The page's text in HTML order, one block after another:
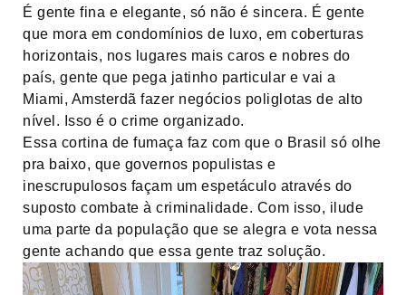
É gente fina e elegante, só não é sincera. É gente
que mora em condomínios de luxo, em coberturas
horizontais, nos lugares mais caros e nobres do
país, gente que pega jatinho particular e vai a
Miami, Amsterdã fazer negócios poliglotas de alto
nível. Isso é o crime organizado.
Essa cortina de fumaça faz com que o Brasil só olhe
pra baixo, que governos populistas e
inescrupulosos façam um espetáculo através do
suposto combate à criminalidade. Com isso, ilude
uma parte da população que se alegra e vota nessa
gente achando que essa gente traz solução.